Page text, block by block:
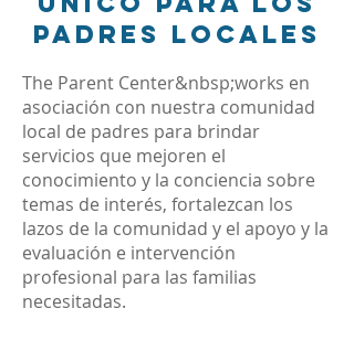
padres locales
The Parent Center&nbsp;works en
asociación con nuestra comunidad
local de padres para brindar
servicios que mejoren el
conocimiento y la conciencia sobre
temas de interés, fortalezcan los
lazos de la comunidad y el apoyo y la
evaluación e intervención
profesional para las familias
necesitadas.